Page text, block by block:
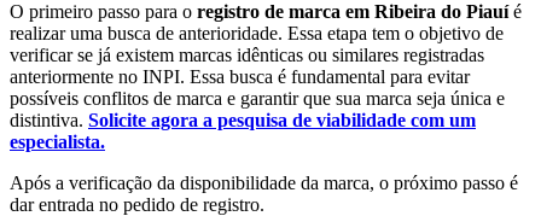
O primeiro passo para o registro de marca em Ribeira do Piauíé
realizar uma busca de anterioridade. Essa etapa tem o objetivo de
verificar se já existem marcas idênticas ou similares registradas
anteriormente no INPI. Essa busca é fundamental para evitar
possíveis conflitos de marca e garantir que sua marca seja única e
distintiva. Solicite agora a pesquisa de viabilidade com um
especialista.
Após a verificação da disponibilidade da marca, o próximo passo é
dar entrada no pedido de registro.